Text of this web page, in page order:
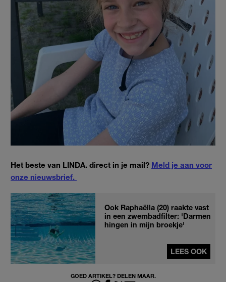
Het beste van LINDA. direct in je mail? Meld je aan voor
onze nieuwsbrief.
Ook Raphaëlla (20) raakte vast
in een zwembadfilter: 'Darmen
hingen in mijn broekje'
LEES OOK
GOED ARTIKEL? DELEN MAAR.